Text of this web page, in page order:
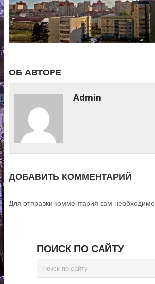
ОБ АВТОРЕ
Admin
ДОБАВИТЬ КОММЕНТАРИЙ
Для отправки комментария вам необходимо
ПОИСК ПО САЙТУ